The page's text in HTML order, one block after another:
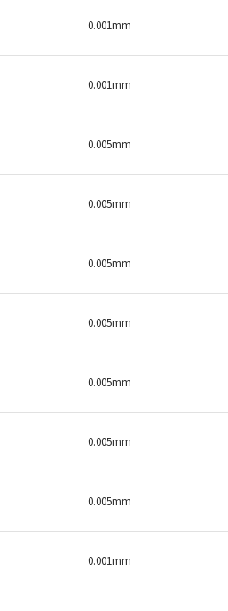
0.001mm
0.001mm
0.005mm
0.005mm
0.005mm
0.005mm
0.005mm
0.005mm
0.005mm
0.001mm